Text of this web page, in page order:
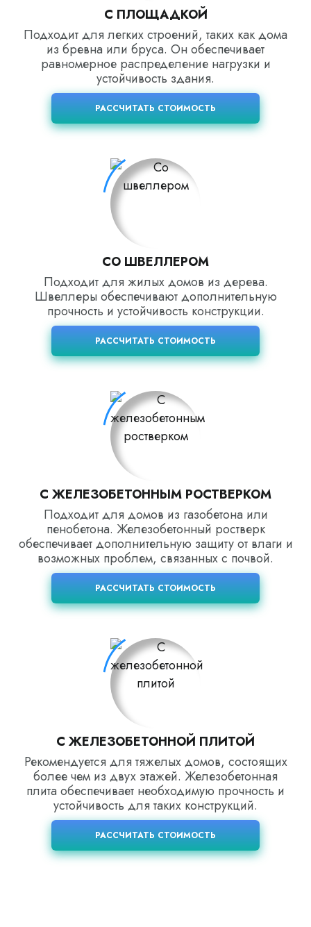
С ПЛОЩАДКОЙ
Подходит для легких строений, таких как дома
из бревна или бруса. Он обеспечивает
равномерное распределение нагрузки и
устойчивость здания.
РАССЧИТАТЬ СТОИМОСТЬ
СО ШВЕЛЛЕРОМ
Подходит для жилых домов из дерева.
Швеллеры обеспечивают дополнительную
прочность и устойчивость конструкции.
РАССЧИТАТЬ СТОИМОСТЬ
С ЖЕЛЕЗОБЕТОННЫМ РОСТВЕРКОМ
Подходит для домов из газобетона или
пенобетона. Железобетонный ростверк
обеспечивает дополнительную защиту от влаги и
возможных проблем, связанных с почвой.
РАССЧИТАТЬ СТОИМОСТЬ
С ЖЕЛЕЗОБЕТОННОЙ ПЛИТОЙ
Рекомендуется для тяжелых домов, состоящих
более чем из двух этажей. Железобетонная
плита обеспечивает необходимую прочность и
устойчивость для таких конструкций.
РАССЧИТАТЬ СТОИМОСТЬ